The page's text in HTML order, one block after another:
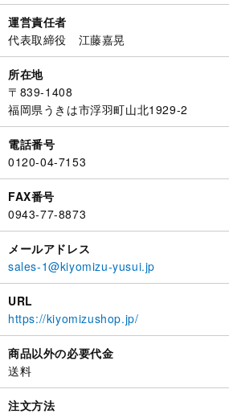
運営責任者
代表取締役 江藤嘉晃
所在地
〒839-1408
福岡県うきは市浮羽町山北1929-2
電話番号
0120-04-7153
FAX番号
0943-77-8873
メールアドレス
sales-1@kiyomizu-yusui.jp
URL
https://kiyomizushop.jp/
商品以外の必要代金
送料
注文方法